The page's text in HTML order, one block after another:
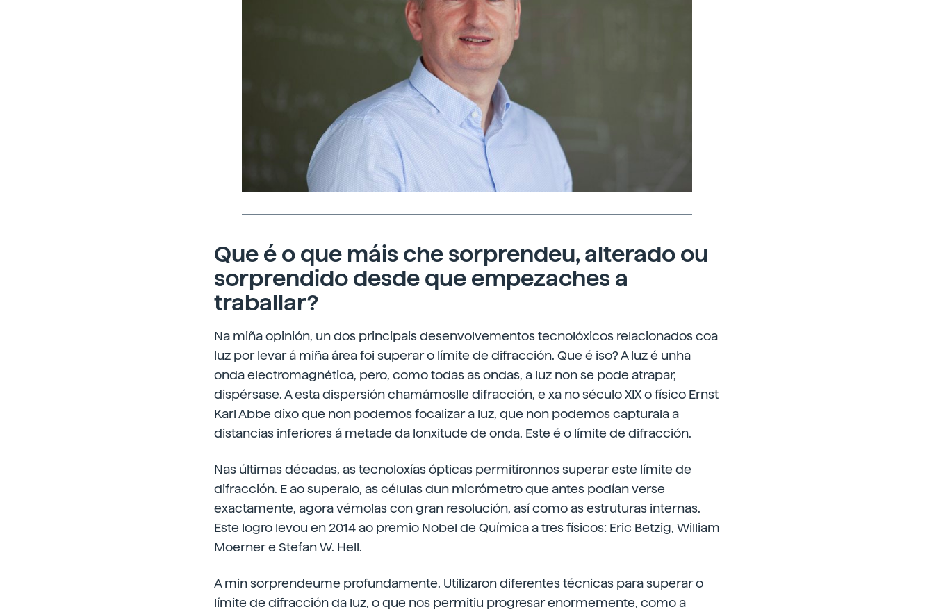
Que é o que máis che sorprendeu, alterado ou
sorprendido desde que empezaches a
traballar?
Na miña opinión, un dos principais desenvolvementos tecnolóxicos relacionados coa
luz por levar á miña área foi superar o límite de difracción. Que é iso? A luz é unha
onda electromagnética, pero, como todas as ondas, a luz non se pode atrapar,
dispérsase. A esta dispersión chamámoslle difracción, e xa no século XIX o físico Ernst
Karl Abbe dixo que non podemos focalizar a luz, que non podemos capturala a
distancias inferiores á metade da lonxitude de onda. Este é o límite de difracción.
Nas últimas décadas, as tecnoloxías ópticas permitíronnos superar este límite de
difracción. E ao superalo, as células dun micrómetro que antes podían verse
exactamente, agora vémolas con gran resolución, así como as estruturas internas.
Este logro levou en 2014 ao premio Nobel de Química a tres físicos: Eric Betzig, William
Moerner e Stefan W. Hell.
A min sorprendeume profundamente. Utilizaron diferentes técnicas para superar o
límite de difracción da luz, o que nos permitiu progresar enormemente, como a